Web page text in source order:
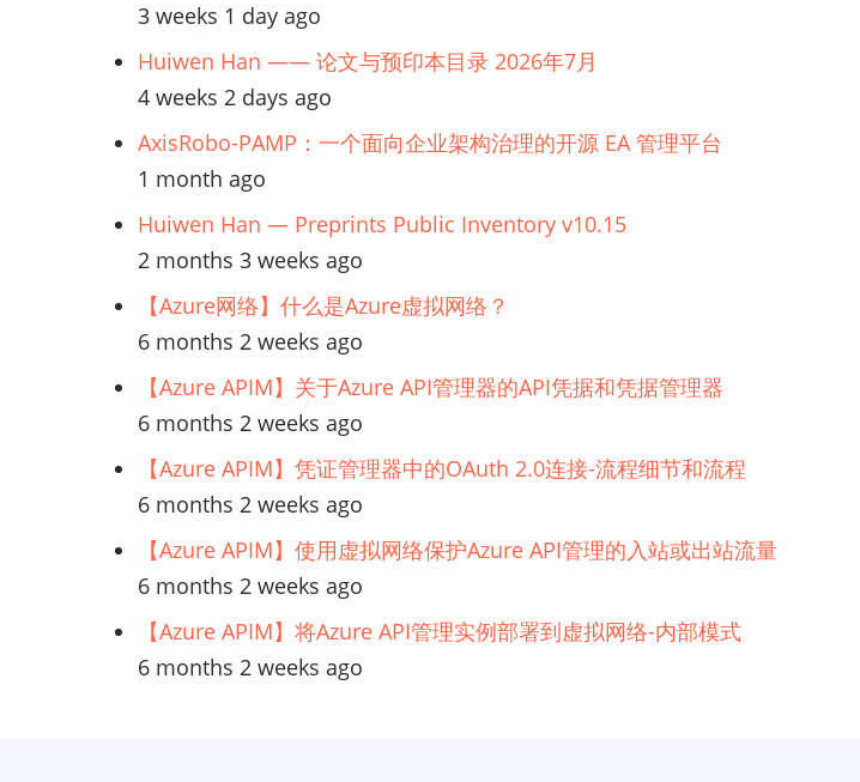
3 weeks 1 day ago
Huiwen Han —— 论文与预印本目录 2026年7月
4 weeks 2 days ago
AxisRobo-PAMP：一个面向企业架构治理的开源 EA 管理平台
1 month ago
Huiwen Han — Preprints Public Inventory v10.15
2 months 3 weeks ago
【Azure网络】什么是Azure虚拟网络？
6 months 2 weeks ago
【Azure APIM】关于Azure API管理器的API凭据和凭据管理器
6 months 2 weeks ago
【Azure APIM】凭证管理器中的OAuth 2.0连接-流程细节和流程
6 months 2 weeks ago
【Azure APIM】使用虚拟网络保护Azure API管理的入站或出站流量
6 months 2 weeks ago
【Azure APIM】将Azure API管理实例部署到虚拟网络-内部模式
6 months 2 weeks ago